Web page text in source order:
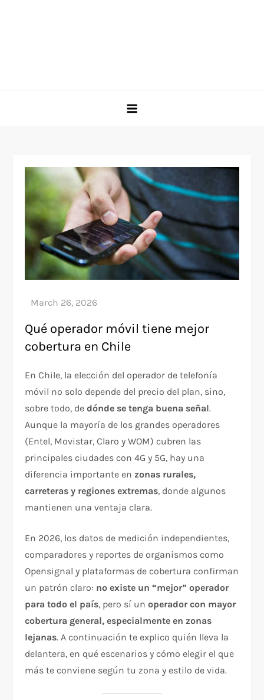
Qué operador móvil tiene mejor
cobertura en Chile
En Chile, la elección del operador de telefonía
móvil no solo depende del precio del plan, sino,
sobre todo, dedónde se tenga buena señal.
Aunque la mayoría de los grandes operadores
(Entel, Movistar, Claro y WOM) cubren las
principales ciudades con 4G y 5G, hay una
diferencia importante en zonas rurales,
carreteras y regiones extremas, donde algunos
mantienen una ventaja clara.
En 2026, los datos de medición independientes,
comparadores y reportes de organismos como
Opensignal y plataformas de cobertura confirman
un patrón claro: no existe un “mejor” operador
para todo el país, pero sí unoperador con mayor
cobertura general, especialmente en zonas
lejanas. A continuación te explico quién lleva la
delantera, en qué escenarios y cómo elegir el que
más te conviene según tu zona y estilo de vida.